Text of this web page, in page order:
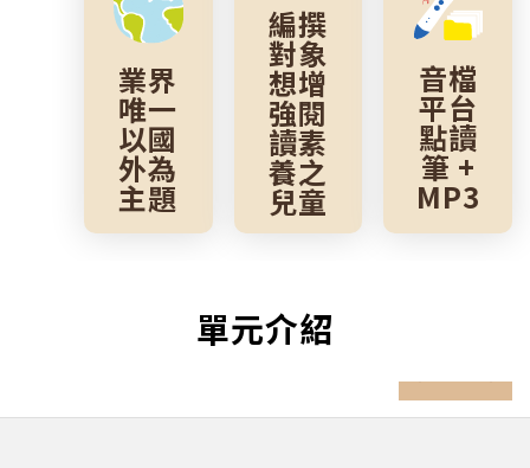
業界
唯一
以國
外為
主題
編撰
對象
想增
強閱
讀素
養之
兒童
音檔
平台
點讀
筆 +
MP3
單元介紹